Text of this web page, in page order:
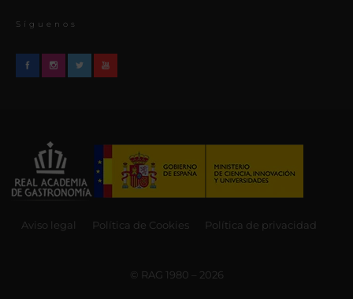
Síguenos
Aviso legal Política de Cookies Política de privacidad
© RAG 1980 – 2026